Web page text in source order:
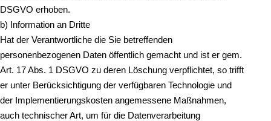
DSGVO erhoben.
b) Information an Dritte
Hat der Verantwortliche die Sie betreffenden
personenbezogenen Daten öffentlich gemacht und ist er gem.
Art. 17 Abs. 1 DSGVO zu deren Löschung verpflichtet, so trifft
er unter Berücksichtigung der verfügbaren Technologie und
der Implementierungskosten angemessene Maßnahmen,
auch technischer Art, um für die Datenverarbeitung